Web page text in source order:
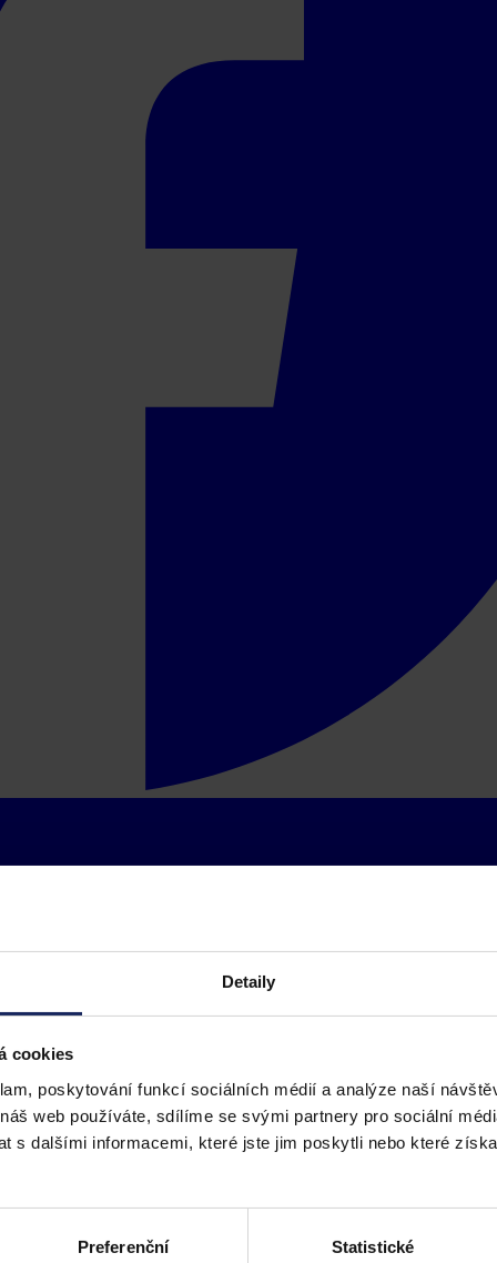
Detaily
cookies
poskytování funkcí sociálních médií a analýze naší
web používáte, sdílíme se svými partnery pro sociální
s dalšími informacemi, které jste jim poskytli nebo které
Preferenční Statistické